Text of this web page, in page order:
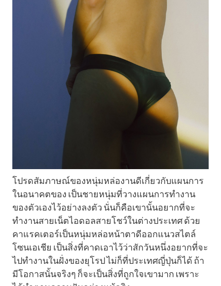
โปรดสัมภาษณ์ของหนุ่มหล่องานดีเกี่ยวกับแผนการ
ในอนาคตของ เป็นชายหนุ่มที่วางแผนการทำงาน
ของตัวเองไว้อย่างลงตัว นั่นก็คือเขานั้นอยากที่จะ
ทำงานสายเน็ตไอดอลสายโชว์ในต่างประเทศ ด้วย
คาแรคเตอร์เป็นหนุ่มหล่อหน้าตาดีออกแนวสไตล์
โซนเอเชีย เป็นสิ่งที่คาดเอาไว้ว่าสักวันหนึ่งอยากที่จะ
ไปทำงานในฝั่งของยุโรป ไม่ก็ที่ประเทศญี่ปุ่นก็ได้ ถ้า
มีโอกาสนั้นจริงๆ ก็จะเป็นสิ่งที่ถูกใจเขามาก เพราะ